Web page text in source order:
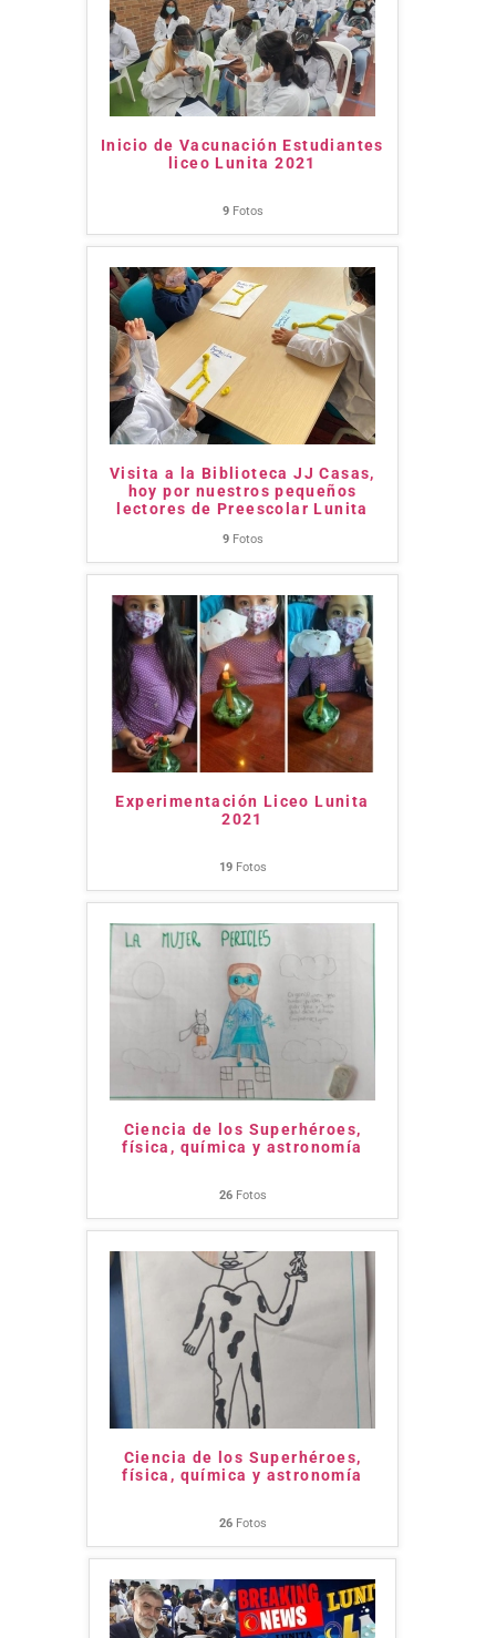
Inicio de Vacunación Estudiantes
liceo Lunita 2021
9Fotos
Visita a la Biblioteca JJ Casas,
hoy por nuestros pequeños
lectores de Preescolar Lunita
9Fotos
Experimentación Liceo Lunita
2021
19Fotos
Ciencia de los Superhéroes,
física, química y astronomía
26Fotos
Ciencia de los Superhéroes,
física, química y astronomía
26Fotos